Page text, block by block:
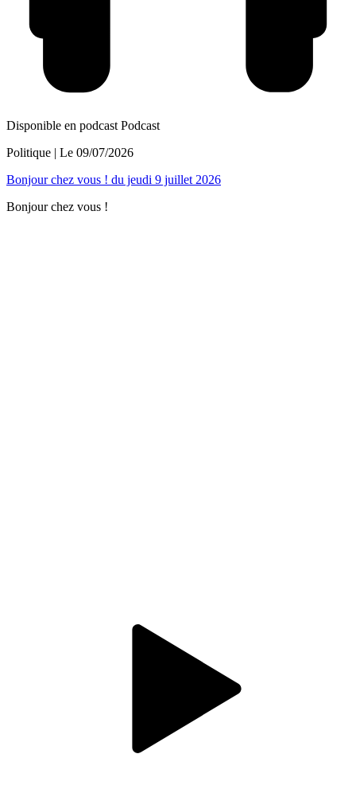
Disponible en podcast Podcast
Politique | Le 09/07/2026
Bonjour chez vous ! du jeudi 9 juillet 2026
Bonjour chez vous !